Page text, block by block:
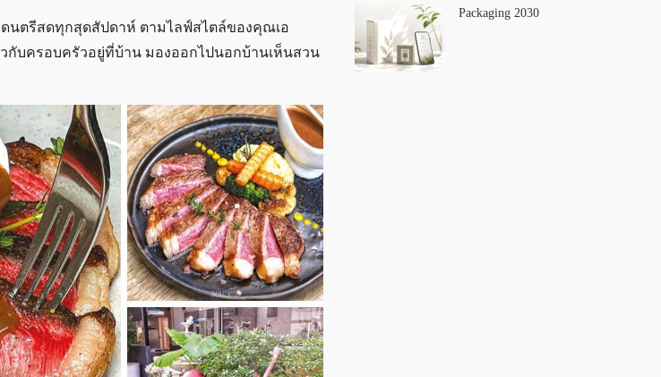
ดนตรีสดทุกสุดสัปดาห์ ตามไลฟ์สไตล์ของคุณเอ
กับครอบครัวอยู่ที่บ้าน มองออกไปนอกบ้านเห็นสวน
Packaging 2030